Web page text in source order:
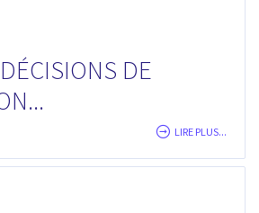
DE
LIRE PLUS...